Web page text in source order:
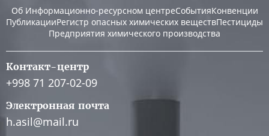
Об Информационно-ресурсном центреСобытияКонвенции
ПубликацииРегистр опасных химических веществПестициды
Предприятия химического производства
Контакт-центр
+998 71 207-02-09
Электронная почта
h.asil@mail.ru